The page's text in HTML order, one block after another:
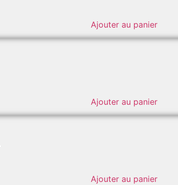
Ajouter au panier
Ajouter au panier
Ajouter au panier